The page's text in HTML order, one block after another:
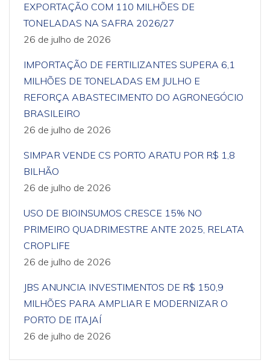
EXPORTAÇÃO COM 110 MILHÕES DE
TONELADAS NA SAFRA 2026/27
26 de julho de 2026
IMPORTAÇÃO DE FERTILIZANTES SUPERA 6,1
MILHÕES DE TONELADAS EM JULHO E
REFORÇA ABASTECIMENTO DO AGRONEGÓCIO
BRASILEIRO
26 de julho de 2026
SIMPAR VENDE CS PORTO ARATU POR R$ 1,8
BILHÃO
26 de julho de 2026
USO DE BIOINSUMOS CRESCE 15% NO
PRIMEIRO QUADRIMESTRE ANTE 2025, RELATA
CROPLIFE
26 de julho de 2026
JBS ANUNCIA INVESTIMENTOS DE R$ 150,9
MILHÕES PARA AMPLIAR E MODERNIZAR O
PORTO DE ITAJAÍ
26 de julho de 2026